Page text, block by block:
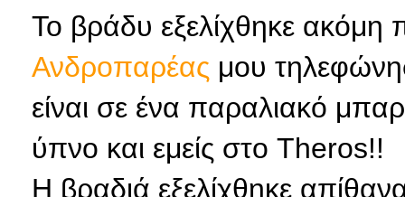
Το βράδυ εξελίχθηκε ακόμη
Ανδροπαρέας μου
είναι σε ένα παραλιακό
ύπνο και εμείς στο Theros!!
H βραδιά εξελίχθηκε